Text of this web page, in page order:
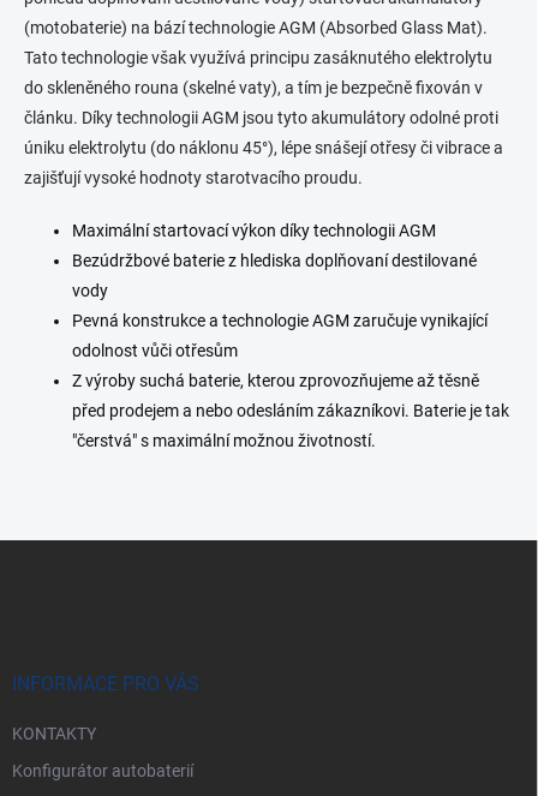
í
p
r
v
k
y
v
ý
i
s
u
(motobaterie) na bází technologie AGM (Absorbed Glass Mat).
Tato technologie však využívá principu zasáknutého elektrolytu
do skleněného rouna (skelné vaty), a tím je bezpečně fixován v
článku. Díky technologii AGM jsou tyto akumulátory odolné proti
úniku elektrolytu (do náklonu 45°), lépe snášejí otřesy či vibrace a
zajišťují vysoké hodnoty starotvacího proudu.
Maximální startovací výkon díky technologii AGM
Bezúdržbové baterie z hlediska doplňovaní destilované
vody
Pevná konstrukce a technologie AGM zaručuje vynikající
odolnost vůči otřesům
Z výroby suchá baterie, kterou zprovozňujeme až těsně
před prodejem a nebo odesláním zákazníkovi. Baterie je tak
"čerstvá" s maximální možnou životností.
INFORMACE PRO VÁS
KONTAKTY
Konfigurátor autobaterií